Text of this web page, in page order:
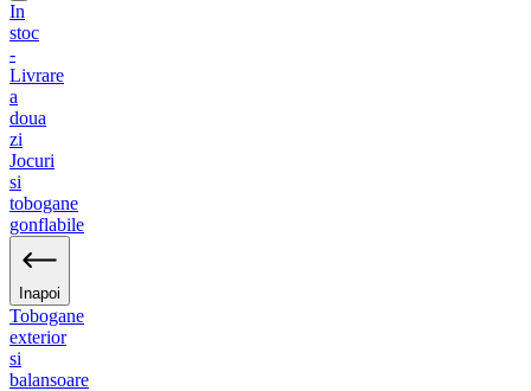
In
stoc
-
Livrare
a
doua
zi
Jocuri
si
tobogane
gonflabile
Inapoi
Tobogane
exterior
si
balansoare